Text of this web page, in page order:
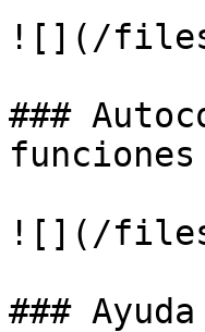
![](/files/-
###
funciones
![](/files/-
###